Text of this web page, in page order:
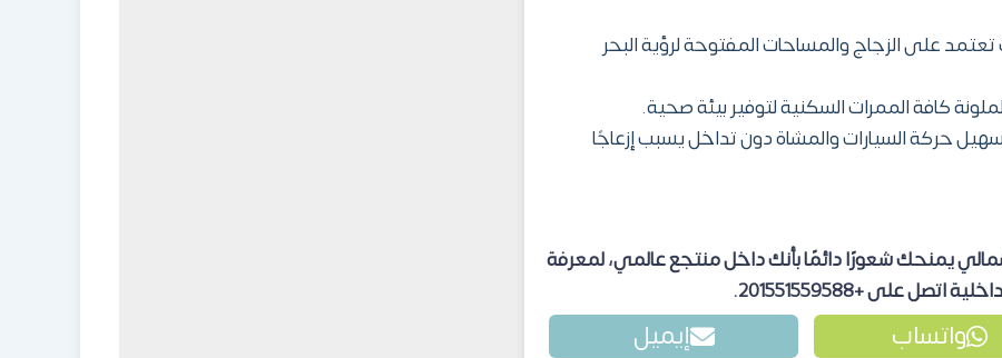
على الزجاج والمساحات المفتوحة لرؤية البحر
كافة الممرات السكنية لتوفير بيئة صحية.
حركة السيارات والمشاة دون تداخل يسبب إزعاجًا
يمنحك شعورًا دائمًا بأنك داخل منتجع عالمي، لمعرفة
على +201551559588.
واتساب إيميل